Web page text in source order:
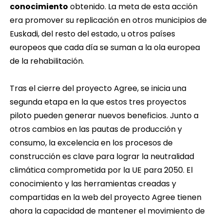
conocimiento obtenido. La meta de esta acción
era promover su replicación en otros municipios de
Euskadi, del resto del estado, u otros países
europeos que cada día se suman a la ola europea
de la rehabilitación.
Tras el cierre del proyecto Agree, se inicia una
segunda etapa en la que estos tres proyectos
piloto pueden generar nuevos beneficios. Junto a
otros cambios en las pautas de producción y
consumo, la excelencia en los procesos de
construcción es clave para lograr la neutralidad
climática comprometida por la UE para 2050. El
conocimiento y las herramientas creadas y
compartidas en laweb del proyecto Agree tienen
ahora la capacidad de mantener el movimiento de